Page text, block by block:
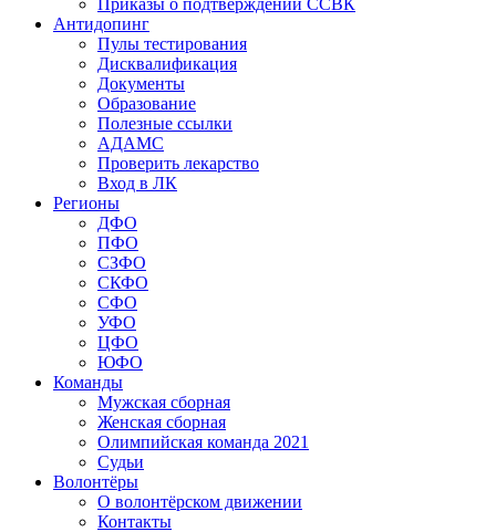
Приказы о подтверждении ССВК
Антидопинг
Пулы тестирования
Дисквалификация
Документы
Образование
Полезные ссылки
АДАМС
Проверить лекарство
Вход в ЛК
Регионы
ДФО
ПФО
СЗФО
СКФО
СФО
УФО
ЦФО
ЮФО
Команды
Мужская сборная
Женская сборная
Олимпийская команда 2021
Судьи
Волонтёры
О волонтёрском движении
Контакты